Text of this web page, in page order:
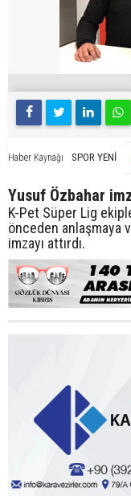
Haber Kaynağı SPOR YENİ
Yusuf Özbahar
K-Pet Süper Lig
önceden anlaşmaya
imzayı attırdı.